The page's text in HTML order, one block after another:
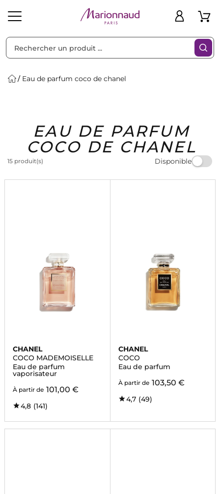
Solaire Homme Marques Idées
Cadeaux
Bons
Plans
Eau de parfum coco de chanel
EAU DE PARFUM
COCO DE CHANEL
15 produit(s) Disponible
Filtres
CHANEL
COCO MADEMOISELLE
Eau de parfum
vaporisateur
À partir de 101,00 €
4,8 (141)
CHANEL
COCO
Eau de parfum
À partir de 103,50 €
4,7 (49)